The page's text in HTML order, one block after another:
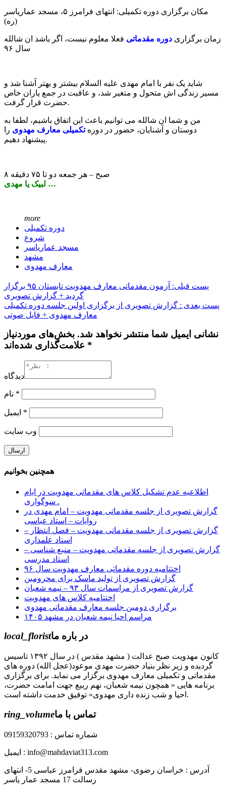
مکان برگزاری دوره تکمیلی: انتهای فرامرز ۵، مسجد عماریاسر
(ره)
زمان برگزاری دوره مقدماتی فعلا معلوم نیست، اگر باشد ان شالله
سال ۹۶
شاید یک نفر با امام مهدی علیه السلام بیشتر و بهتر آشنا شد و
مسیر زندگی اش متحول و متغیر شد، و عاقبت در جمع یاران خاص
حضرت قرار گرفت.
من و شما ان شالله می توانیم باعث این اتفاق باشیم، لطفا به
دوستان و آشنایان، حضور در دورهتکمیلی معارف مهدوی را
پیشنهاد دهیم.
۸ صبح – هر جمعه دو تا ۷۵ دقیقه
لبیک یا مهدی …
more
دوره تکمیلی
شروع
مسجد عماریاسر
مشهد
معارف مهدوی
پست قبلی: آزمون مقدماتی معارف مهدویت تابستان ۹۵ برگزار
گردید + گزارش تصویری
پست بعدی : گزارش تصویری از برگزاری اولین جلسه دوره تکمیلی
معارف مهدوی + فایل صوتی
نشانی ایمیل شما منتشر نخواهد شد. بخش‌های موردنیاز
علامت‌گذاری شده‌اند *
دیدگاه
*
*
وب‌ سایت
همچنین بخوانیم
اطلاعیه عدم تشکیل کلاس های مقدماتی مهدویت در ایام
سوگواری .
گزارش تصویری از جلسه مقدماتی مهدویت – امام مهدی در
روایات – استاد عباسی
گزارش تصویری از جلسه مقدماتی مهدویت – فصل انتظار –
استاد علمداری
گزارش تصویری از جلسه مقدماتی مهدویت – منبع شناسی –
استاد مدرسی
اختتامیه دوره مقدماتی معارف مهدویت سال ۹۶
گزارش تصویری از تولید ماسک برای محرومین
گزارش تصویری از مراسمات سال ۹۳ – نیمه شعبان
اختتامیه کلاس های مهدویت
برگزاری دومین جلسه معارف مقدماتی مهدوی
مراسم احیا نیمه شعبان در مشهد ۱۴۰۵
local_floristدر باره ما
کانون مهدویت صبح عدالت ( مشهد مقدس ) در سال ۱۳۹۲ تاسیس
گردیده و زیر نظر بنیاد حضرت مهدی موعود(عجل الله) دوره های
مقدماتی و تکمیلی معارف مهدوی برگزار می نماید. برای برگزاری
برنامه هایی « همچون نیمه شعبان، نهم ربیع جهت امامت حضرت،
احیا و شب زنده داری مهدوی» توفیق خدمت داشته است.
ring_volumeتماس با ما
شماره تماس : 09159320793
ایمیل : info@mahdaviat313.com
آدرس : خراسان رضوی- مشهد مقدس فرامرز عباسی 5- انتهای
رسالت 17 مسجد عمار یاسر